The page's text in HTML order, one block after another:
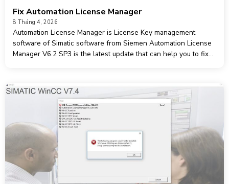
Fix Automation License Manager
8 Tháng 4, 2026
Automation License Manager is License Key management
software of Simatic software from Siemen Automation License
Manager V6.2 SP3 is the latest update that can help you to fix